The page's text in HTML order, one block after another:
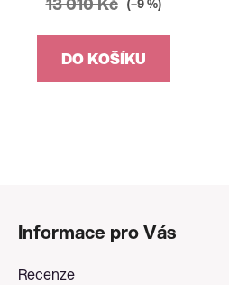
DO KOŠÍKU
Informace pro Vás
Recenze